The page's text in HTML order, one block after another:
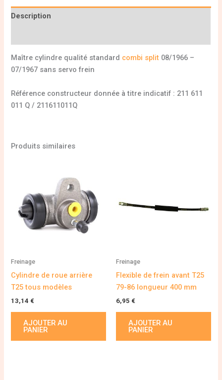
Description
Maître cylindre qualité standard combi split 08/1966 –
07/1967 sans servo frein
Référence constructeur donnée à titre indicatif : 211 611
011 Q / 211611011Q
Produits similaires
Freinage
Cylindre de roue arrière
T25 tous modèles
13,14 €
AJOUTER AU
PANIER
Freinage
Flexible de frein avant T25
79-86 longueur 400 mm
6,95 €
AJOUTER AU
PANIER